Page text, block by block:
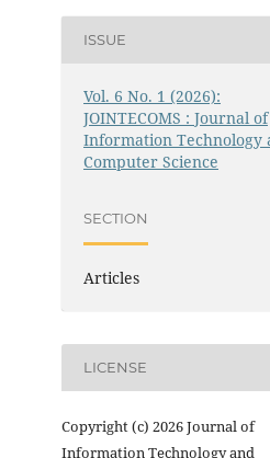
ISSUE
Vol. 6 No. 1 (2026):
JOINTECOMS : Journal of
Information Technology
Computer Science
SECTION
Articles
LICENSE
Copyright (c) 2026 Journal of
Information Technology and